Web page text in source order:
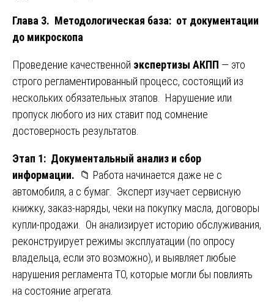
Глава 3. Методологическая база: от документации
до микроскопа
Проведение качественной экспертизы АКПП — это
строго регламентированный процесс, состоящий из
нескольких обязательных этапов. Нарушение или
пропуск любого из них ставит под сомнение
достоверность результатов.
Этап 1: Документальный анализ и сбор
информации. 📁 Работа начинается даже не с
автомобиля, а с бумаг. Эксперт изучает сервисную
книжку, заказ-наряды, чеки на покупку масла, договоры
купли-продажи. Он анализирует историю обслуживания,
реконструирует режимы эксплуатации (по опросу
владельца, если это возможно), и выявляет любые
нарушения регламента ТО, которые могли бы повлиять
на состояние агрегата.